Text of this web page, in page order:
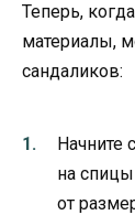
Теперь,
материалы,
сандаликов:
Начните
на спицы
от